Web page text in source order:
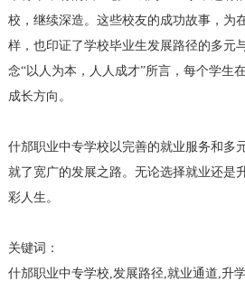
校，继续深造。这些校友的成功故事，为
样，也印证了学校毕业生发展路径的多元
念“以人为本，人人成才”所言，每个学生
成长方向。
什邡职业中专学校以完善的就业服务和多
就了宽广的发展之路。无论选择就业还是
彩人生。
关键词：
什邡职业中专学校,发展路径,就业通道,升